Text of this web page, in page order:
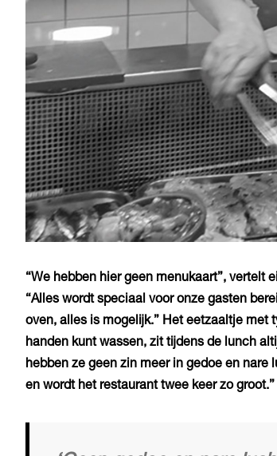
“We hebben hier geen menukaart”, vertelt
“Alles wordt speciaal voor onze gasten
oven, alles is mogelijk.” Het eetzaaltje met
handen kunt wassen, zit tijdens de lunch
hebben ze geen zin meer in gedoe en
en wordt het restaurant twee keer zo groot.”